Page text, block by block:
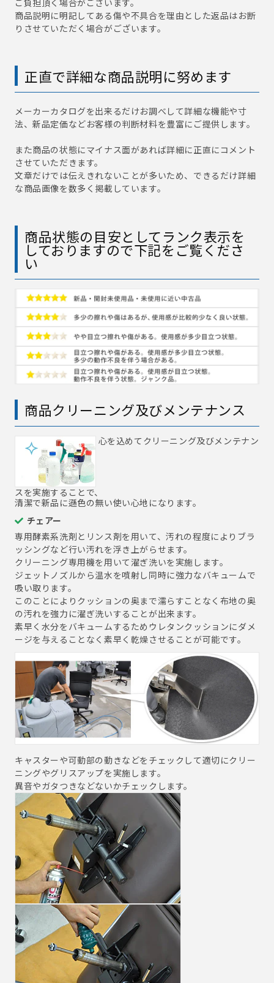
ご負担頂く場合がございます。
商品説明に明記してある傷や不具合を理由とした返品はお断
りさせていただく場合がございます。
正直で詳細な商品説明に努めます
メーカーカタログを出来るだけお調べして詳細な機能や寸
法、新品定価などお客様の判断材料を豊富にご提供します。
また商品の状態にマイナス面があれば詳細に正直にコメント
させていただきます。
文章だけでは伝えきれないことが多いため、できるだけ詳細
な商品画像を数多く掲載しています。
商品状態の目安としてランク表示を
しておりますので下記をご覧くださ
い
商品クリーニング及びメンテナンス
心を込めてクリーニング及びメンテナン
スを実施することで、
清潔で新品に遜色の無い使い心地になります。
チェアー
専用酵素系洗剤とリンス剤を用いて、汚れの程度によりブラ
ッシングなど行い汚れを浮き上がらせます。
クリーニング専用機を用いて濯ぎ洗いを実施します。
ジェットノズルから温水を噴射し同時に強力なバキュームで
吸い取ります。
このことによりクッションの奥まで濡らすことなく布地の奥
の汚れを強力に濯ぎ洗いすることが出来ます。
素早く水分をバキュームするためウレタンクッションにダメ
ージを与えることなく素早く乾燥させることが可能です。
キャスターや可動部の動きなどをチェックして適切にクリー
ニングやグリスアップを実施します。
異音やガタつきなどないかチェックします。